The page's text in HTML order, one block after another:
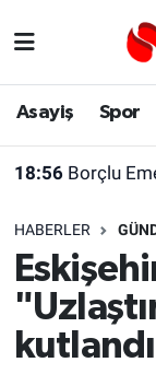
Asayiş Spor
18:56 Borçlu
HABERLER
kutlandı
Asayiş
Gündem
Türkiye
Dünya
Yaşam
Eskişehir
Röportaj
Eskişehir
Süper Lig
Tüm
Son Dakika